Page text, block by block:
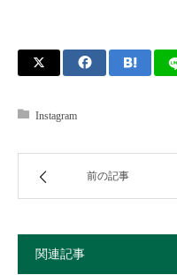
Instagram
前の記事
関連記事